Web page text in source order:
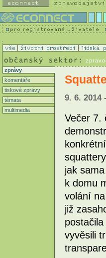
zprávy
komentáře
tiskové zprávy
témata
multimedia
9. 6. 2014
Večer 7.
jak
k domu
volání
již
vyvěsili